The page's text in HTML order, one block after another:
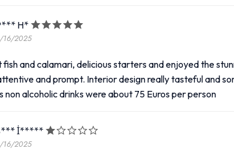
H*
16/2025
fish and calamari, delicious starters and enjoyed the
and prompt. Interior design really tasteful and
non alcoholic drinks were about 75 Euros per person
İ*****
16/2025